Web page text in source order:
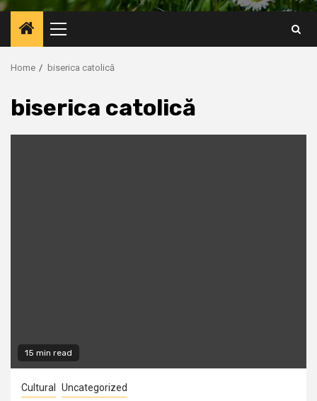
Primary
Menu
Home biserica catolică
biserica catolică
15 min read
Cultural Uncategorized